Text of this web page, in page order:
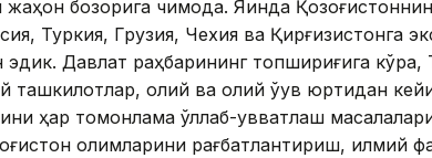
бозорига чиқмоқда. Яқинда
Туркия, Грузия, Чехия ва Қирғизистонга
эдик. Давлат раҳбарининг топшириғига
ташкилотлар, олий ва олий ўқув юртидан
ҳар томонлама қўллаб-қувватлаш
олимларини рағбатлантириш, илмий